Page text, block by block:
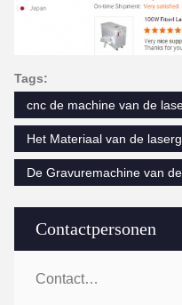
Contactpersonen
Contactpersonen:
Tags:
cnc de machine van de
Het Materiaal van de
De Gravuremachine van